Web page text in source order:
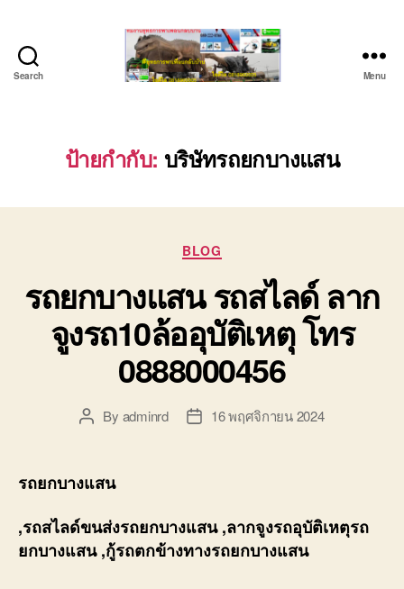
Search
ยก
ของ
ติดต่อ
0640711613,
Menu
ป้ายกำกับ: บริษัทรถยกบางแสน
Categories
BLOG
รถยกบางแสน รถสไลด์ ลาก
จูงรถ10ล้ออุบัติเหตุ โทร
0888000456
PostBy adminrd
Post16 พฤศจิกายน 2024
รถยกบางแสน
,รถสไลด์ขนส่งรถยกบางแสน ,ลากจูงรถอุบัติเหตุรถ
ยกบางแสน ,กู้รถตกข้างทางรถยกบางแสน